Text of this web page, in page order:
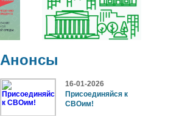
Анонсы
16-01-2026
Присоединяйся к
СВОим!